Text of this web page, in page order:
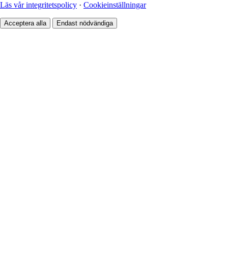
Läs vår integritetspolicy · Cookieinställningar
Acceptera alla Endast nödvändiga